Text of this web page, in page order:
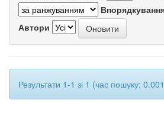
Автори
Результати 1-1 зі 1 (час пошуку: